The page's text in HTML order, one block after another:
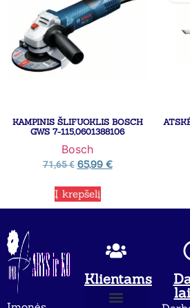
KAMPINIS ŠLIFUOKLIS BOSCH
GWS 7-115,0601388106
Bosch
71,65€ 65,99 €
Į krepšelį
Klientams